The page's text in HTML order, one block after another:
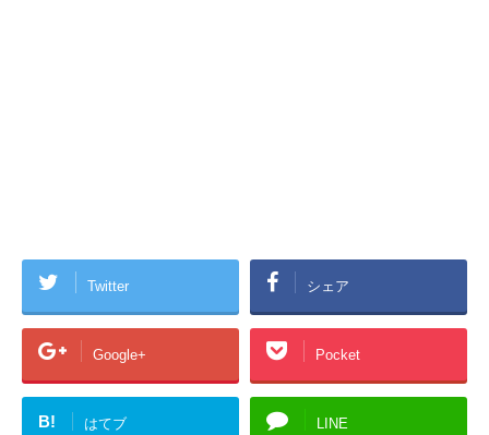
Twitter シェア
Google+ Pocket
B! はてブ LINE